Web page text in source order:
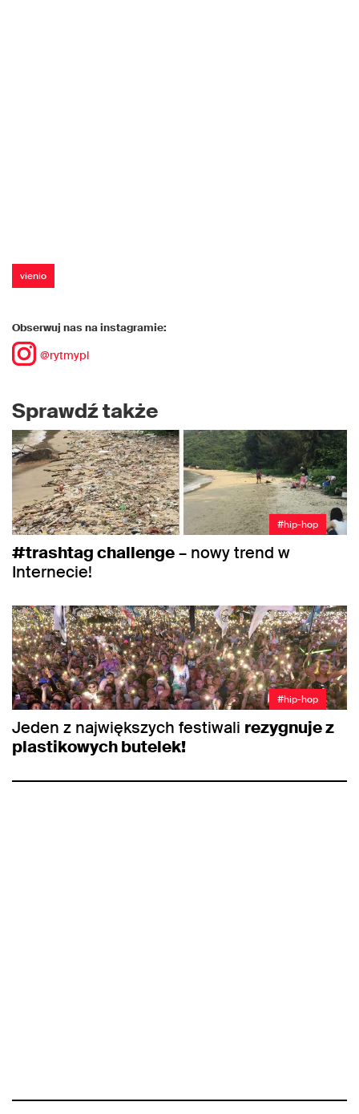
vienio
Obserwuj nas na instagramie:
@rytmypl
Sprawdź także
#hip-hop
#trashtag challenge– nowy trend w
Internecie!
#hip-hop
Jeden z największych festiwali rezygnuje z
plastikowych butelek!